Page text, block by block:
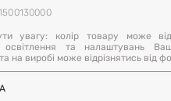
увагу: колір товару може
освітлення та налаштувань
на виробі може відрізнятись від